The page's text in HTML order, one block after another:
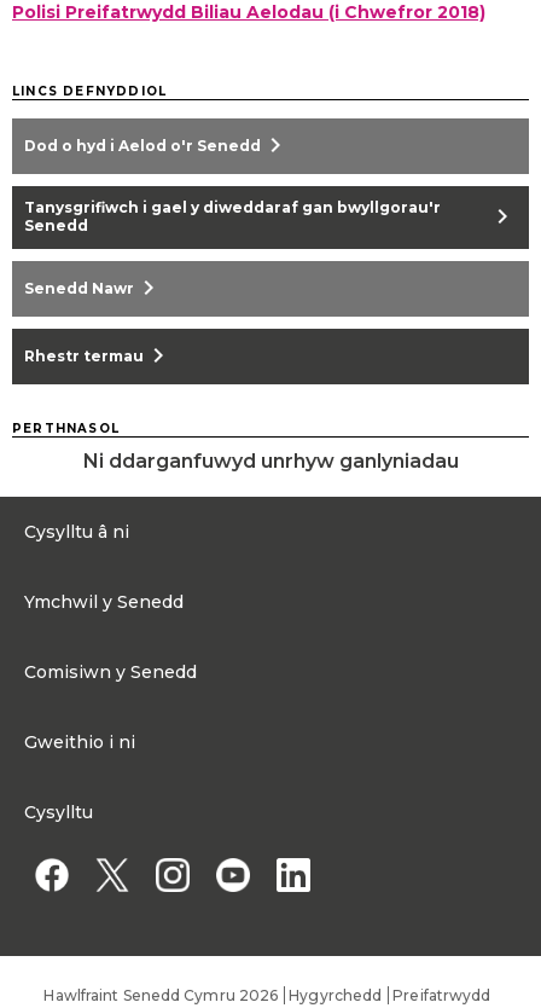
Polisi Preifatrwydd Biliau Aelodau (i Chwefror 2018)
LINCS DEFNYDDIOL
Dod o hyd i Aelod o'r Senedd chevron_right
Tanysgrifiwch i gael y diweddaraf gan bwyllgorau'r
Senedd
chevron_right
Senedd Nawr chevron_right
Rhestr termau chevron_right
PERTHNASOL
Ni ddarganfuwyd unrhyw ganlyniadau
Cysylltu â ni
Cysylltu â Senedd Cymru
Ymchwil y Senedd
Comisiwn y Senedd
Fframwaith Llywodraethu Corfforaethol y Comisiwn
Gweithio i ni
Gweithio i Aelod o'r Senedd
Cysylltu
Hawlfraint Senedd Cymru 2026 Hygyrchedd Preifatrwydd